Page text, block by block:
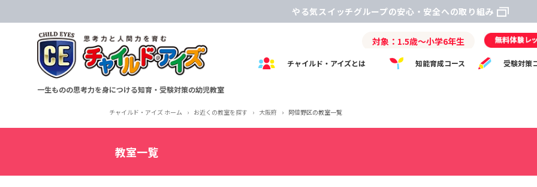
やる気スイッチグループの安心・安全への取り組み
一生ものの思考力を身につける知育・受験対策の幼児教室
対象：1.5歳～小学6年生
チャイルド・アイズとは 知能育成コース 受験対策
チャイルド・アイズ ホーム › お近くの教室を探す › 大阪府 › 阿倍野区の教室一覧
教室一覧